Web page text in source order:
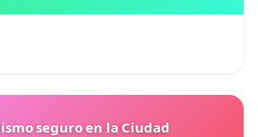
seguro en la Ciudad